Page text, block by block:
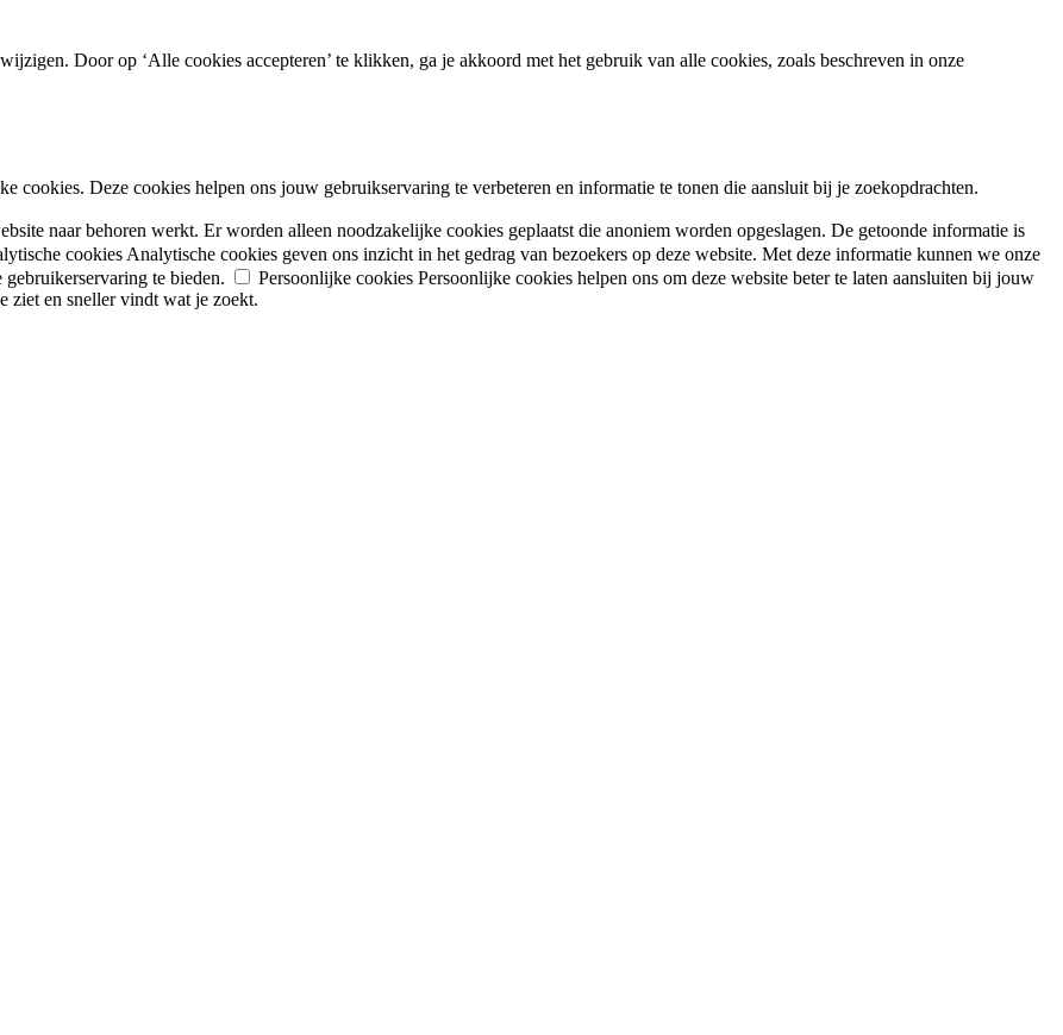
Door op ‘Alle cookies accepteren’ te klikken, ga je akkoord met het gebruik van alle cookies, zoals beschreven in onze
cookies. Deze cookies helpen ons jouw gebruikservaring te verbeteren en informatie te tonen die aansluit bij je zoekopdrachten.
naar behoren werkt. Er worden alleen noodzakelijke cookies geplaatst die anoniem worden opgeslagen. De getoonde informatie is
cookies Analytische cookies geven ons inzicht in het gedrag van bezoekers op deze website. Met deze informatie kunnen we onze
te bieden.
Persoonlijke cookies Persoonlijke cookies helpen ons om deze website beter te laten aansluiten bij jouw
ziet en sneller vindt wat je zoekt.